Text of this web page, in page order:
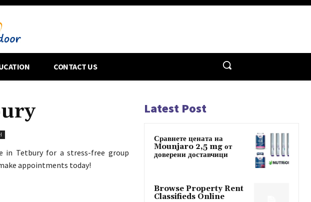
CONTACT US
in Tetbury for a stress-free group
appointments today!
Latest Post
Сравнете цената на
Mounjaro 2,5 mg от
доверени доставчици
Browse Property Rent
Classifieds Online